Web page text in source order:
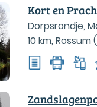
Kort en
Dorpsrondje,
10 km, Rossum